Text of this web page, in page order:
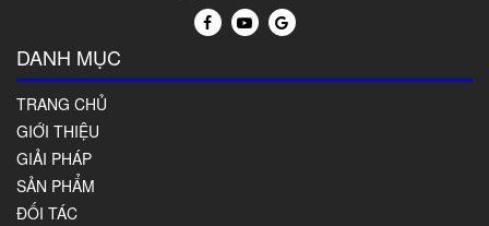
DANH MỤC
TRANG CHỦ
GIỚI THIỆU
GIẢI PHÁP
SẢN PHẨM
ĐỐI TÁC